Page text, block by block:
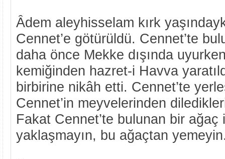
Âdem aleyhisselam kırk
Cennet’e götürüldü. Cennet’te
daha önce Mekke dışında
kemiğinden hazret-i Havva
birbirine nikâh etti. Cennet’te
Cennet’in meyvelerinden
Fakat Cennet’te bulunan bir ağaç
yaklaşmayın, bu ağaçtan